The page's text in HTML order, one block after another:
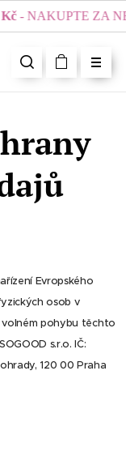
ZA
Evropského
osob v
volném pohybu těchto
s.r.o. IČ:
120 00 Praha